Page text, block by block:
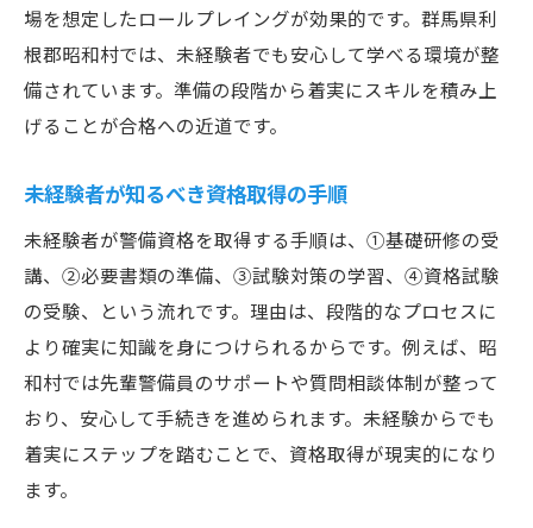
場を想定したロールプレイングが効果的です。群馬県利
根郡昭和村では、未経験者でも安心して学べる環境が整
備されています。準備の段階から着実にスキルを積み上
げることが合格への近道です。
未経験者が知るべき資格取得の手順
未経験者が警備資格を取得する手順は、①基礎研修の受
講、②必要書類の準備、③試験対策の学習、④資格試験
の受験、という流れです。理由は、段階的なプロセスに
より確実に知識を身につけられるからです。例えば、昭
和村では先輩警備員のサポートや質問相談体制が整って
おり、安心して手続きを進められます。未経験からでも
着実にステップを踏むことで、資格取得が現実的になり
ます。